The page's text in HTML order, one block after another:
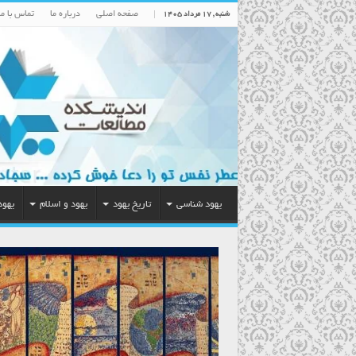
شنبه , ۱۷ مرداد ۱۴۰۵ صفحه اصلی درباره ما تماس با
یهود شناسی تاریخ یهود یهود و اسلام